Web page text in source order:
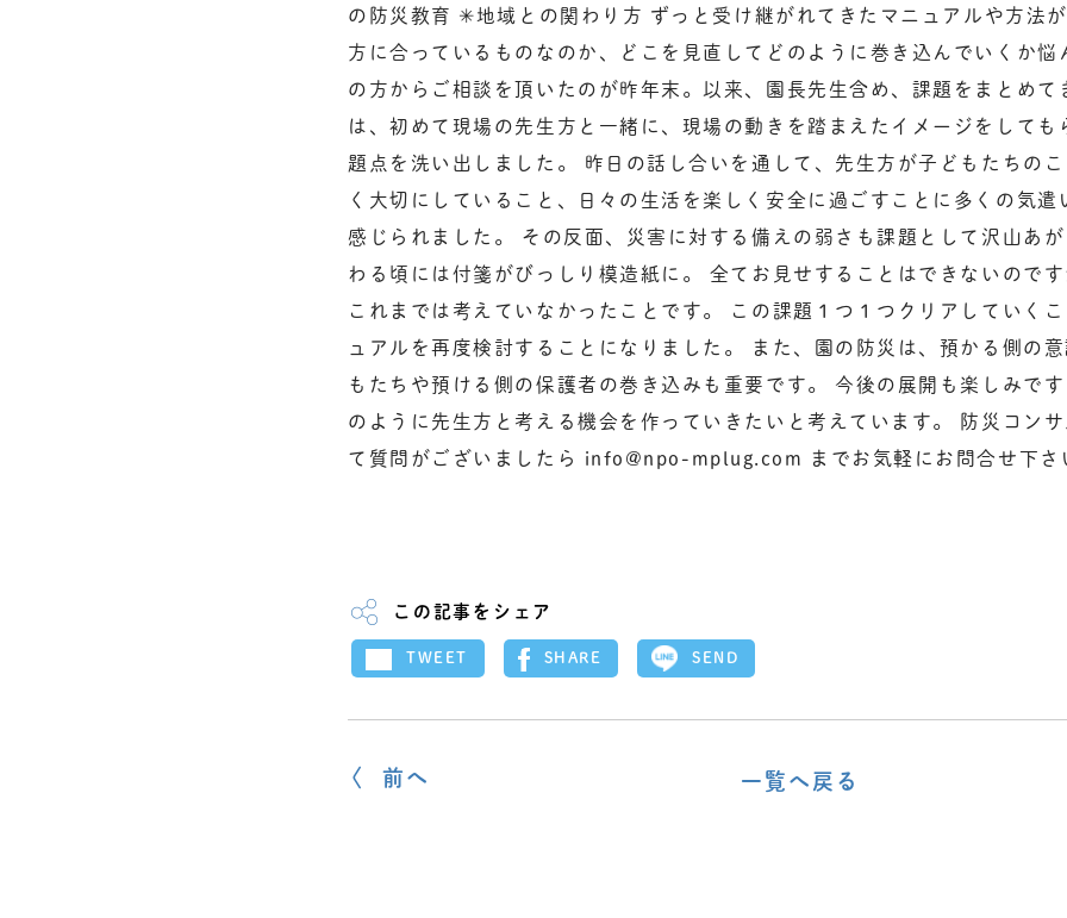
の防災教育 ✳︎地域との関わり方 ずっと受け継がれてきたマニュアルや方法
方に合っているものなのか、どこを見直してどのように巻き込んでいくか悩
の方からご相談を頂いたのが昨年末。以来、園長先生含め、課題をまとめて
は、初めて現場の先生方と一緒に、現場の動きを踏まえたイメージをしても
題点を洗い出しました。 昨日の話し合いを通して、先生方が子どもたちの
く大切にしていること、日々の生活を楽しく安全に過ごすことに多くの気遣
感じられました。 その反面、災害に対する備えの弱さも課題として沢山あ
わる頃には付箋がびっしり模造紙に。 全てお見せすることはできないので
これまでは考えていなかったことです。 この課題１つ１つクリアしていく
ュアルを再度検討することになりました。 また、園の防災は、預かる側の
もたちや預ける側の保護者の巻き込みも重要です。 今後の展開も楽しみで
のように先生方と考える機会を作っていきたいと考えています。 防災コン
て質問がございましたら info@npo-mplug.com までお気軽にお問合せ下さ
この記事をシェア
TWEET SHARE SEND
一覧へ戻る